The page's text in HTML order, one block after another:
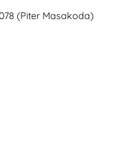
(Piter Masakoda)